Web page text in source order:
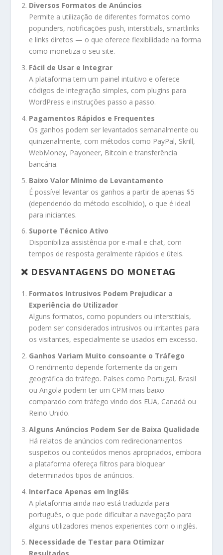
Diversos Formatos de Anúncios
Permite a utilização de diferentes formatos como
popunders, notificações push, interstitials, smartlinks
e links diretos — o que oferece flexibilidade na forma
como monetiza o seu site.
Fácil de Usar e Integrar
A plataforma tem um painel intuitivo e oferece
códigos de integração simples, com plugins para
WordPress e instruções passo a passo.
Pagamentos Rápidos e Frequentes
Os ganhos podem ser levantados semanalmente ou
quinzenalmente, com métodos como PayPal, Skrill,
WebMoney, Payoneer, Bitcoin e transferência
bancária.
Baixo Valor Mínimo de Levantamento
É possível levantar os ganhos a partir de apenas $5
(dependendo do método escolhido), o que é ideal
para iniciantes.
Suporte Técnico Ativo
Disponibiliza assistência por e-mail e chat, com
tempos de resposta geralmente rápidos e úteis.
❌ DESVANTAGENS DO MONETAG
Formatos Intrusivos Podem Prejudicar a
Experiência do Utilizador
Alguns formatos, como popunders ou interstitials,
podem ser considerados intrusivos ou irritantes para
os visitantes, especialmente se usados em excesso.
Ganhos Variam Muito consoante o Tráfego
O rendimento depende fortemente da origem
geográfica do tráfego. Países como Portugal, Brasil
ou Angola podem ter um CPM mais baixo
comparado com tráfego vindo dos EUA, Canadá ou
Reino Unido.
Alguns Anúncios Podem Ser de Baixa Qualidade
Há relatos de anúncios com redirecionamentos
suspeitos ou conteúdos menos apropriados, embora
a plataforma ofereça filtros para bloquear
determinados tipos de anúncios.
Interface Apenas em Inglês
A plataforma ainda não está traduzida para
português, o que pode dificultar a navegação para
alguns utilizadores menos experientes com o inglês.
Necessidade de Testar para Otimizar